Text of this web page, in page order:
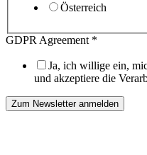
Österreich
Name
Land
GDPR Agreement *
Ja, ich willige ein,
und akzeptiere die
Zum Newsletter anmelden